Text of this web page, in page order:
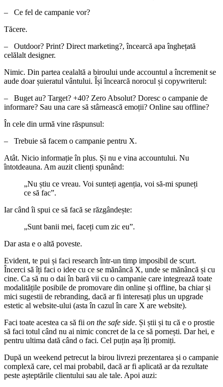
– Ce fel de campanie vor?
Tăcere.
– Outdoor? Print? Direct marketing?, încearcă apa înghețată
celălalt designer.
Nimic. Din partea cealaltă a biroului unde accountul a încremenit se
aude doar șuieratul vântului. Își încearcă norocul și copywriterul:
– Buget au? Target? +40? Zero Absolut? Doresc o campanie de
informare? Sau una care să stârnească emoții? Online sau offline?
În cele din urmă vine răspunsul:
– Trebuie să facem o campanie pentru X.
Atât. Nicio informație în plus. Și nu e vina accountului. Nu
întotdeauna. Am auzit clienți spunând:
„Nu știu ce vreau. Voi sunteți agenția, voi să-mi spuneți
ce să fac”.
Iar când îi spui ce să facă se răzgândește:
„Sunt banii mei, faceți cum zic eu”.
Dar asta e o altă poveste.
Evident, te pui și faci research într-un timp imposibil de scurt.
Încerci să îți faci o idee cu ce se mănâncă X, unde se mănâncă și cu
cine. Ca să nu o dai în bară vii cu o campanie care integrează toate
modalitățile posibile de promovare din online și offline, ba chiar și
mici sugestii de rebranding, dacă ar fi interesați plus un upgrade
estetic al website-ului (asta în cazul în care X are website).
Faci toate acestea ca să fii on the safe side. Și știi și tu că e o prostie
să faci totul când nu ai nimic concret de la ce să pornești. Dar hei, e
pentru ultima dată când o faci. Cel puțin așa îți promiți.
După un weekend petrecut la birou livrezi prezentarea și o campanie
complexă care, cel mai probabil, dacă ar fi aplicată ar da rezultate
peste așteptările clientului sau ale tale. Apoi auzi: